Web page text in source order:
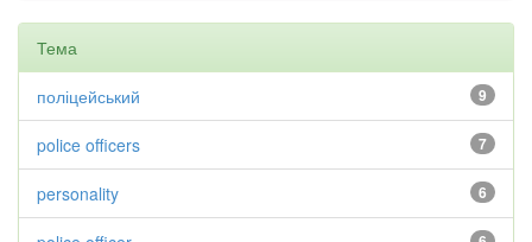
Тема
9
поліцейський
7
police officers
6
personality